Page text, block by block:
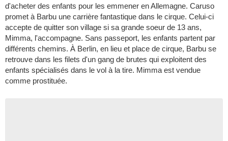
d'acheter des enfants pour les emmener en Allemagne. Caruso
promet à Barbu une carrière fantastique dans le cirque. Celui-ci
accepte de quitter son village si sa grande soeur de 13 ans,
Mimma, l'accompagne. Sans passeport, les enfants partent par
différents chemins. À Berlin, en lieu et place de cirque, Barbu se
retrouve dans les filets d'un gang de brutes qui exploitent des
enfants spécialisés dans le vol à la tire. Mimma est vendue
comme prostituée.